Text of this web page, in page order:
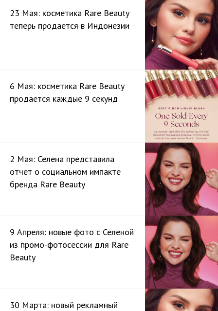
23 Мая: косметика Rare Beauty
теперь продается в Индонезии
6 Мая: косметика Rare Beauty
продается каждые 9 секунд
2 Мая: Селена представила
отчет о социальном импакте
бренда Rare Beauty
9 Апреля: новые фото с Селеной
из промо-фотосессии для Rare
Beauty
30 Марта: новый рекламный